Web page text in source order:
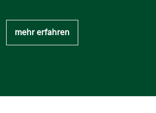
mehr erfahren